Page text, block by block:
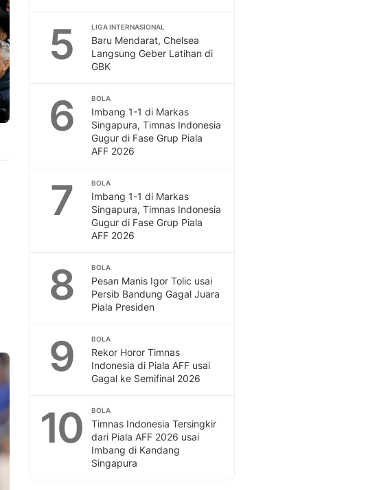
5 LIGA INTERNASIONAL
Baru Mendarat, Chelsea
Langsung Geber Latihan di
GBK
6 BOLA
Imbang 1-1 di Markas
Singapura, Timnas Indonesia
Gugur di Fase Grup Piala
AFF 2026
7 BOLA
Imbang 1-1 di Markas
Singapura, Timnas Indonesia
Gugur di Fase Grup Piala
AFF 2026
8 BOLA
Pesan Manis Igor Tolic usai
Persib Bandung Gagal Juara
Piala Presiden
9 BOLA
Rekor Horor Timnas
Indonesia di Piala AFF usai
Gagal ke Semifinal 2026
10 BOLA
Timnas Indonesia Tersingkir
dari Piala AFF 2026 usai
Imbang di Kandang
Singapura